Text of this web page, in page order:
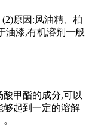
原因:风油精、柏
油漆,有机溶剂一般
甲酯的成分,可以
够起到一定的溶解